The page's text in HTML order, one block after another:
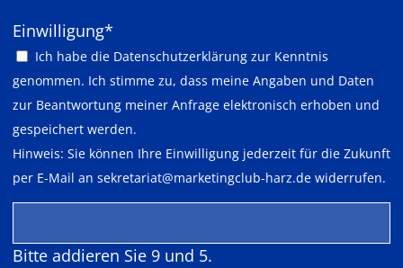
Pflichtfeld
Einwilligung*
Ich habe die Datenschutzerklärung zur Kenntnis
genommen. Ich stimme zu, dass meine Angaben und Daten
zur Beantwortung meiner Anfrage elektronisch erhoben und
gespeichert werden.
Hinweis: Sie können Ihre Einwilligung jederzeit für die Zukunft
per E-Mail an sekretariat@marketingclub-harz.de widerrufen.
Bitte addieren Sie 9 und 5.